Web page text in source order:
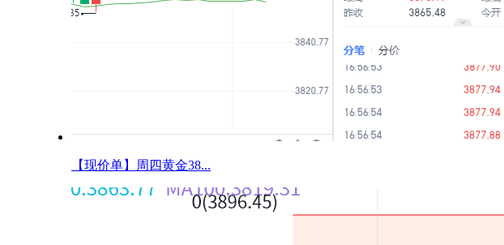
【现价单】周四黄金38...